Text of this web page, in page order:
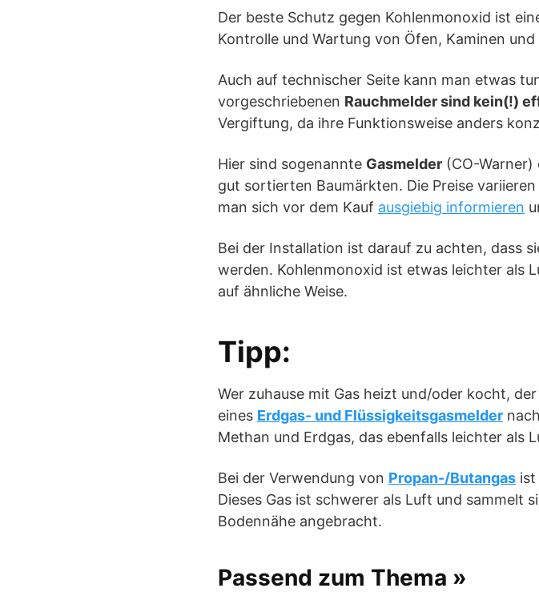
Der beste Schutz gegen Kohlenmonoxid ist
Kontrolle und Wartung von Öfen, Kaminen und
Auch auf technischer Seite kann man etwas
vorgeschriebenen Rauchmelder sind kein(!)
Vergiftung, da ihre Funktionsweise anders
Hier sind sogenannte Gasmelder (CO-
gut sortierten Baumärkten. Die Preise
man sich vor dem Kauf ausgiebig informieren
Bei der Installation ist darauf zu achten, dass
werden. Kohlenmonoxid ist etwas leichter als
auf ähnliche Weise.
Tipp:
Wer zuhause mit Gas heizt und/oder kocht,
eines Erdgas- und Flüssigkeitsgasmelder
Methan und Erdgas, das ebenfalls leichter als
Bei der Verwendung von Propan-/Butangas ist
Dieses Gas ist schwerer als Luft und sammelt
Bodennähe angebracht.
Passend zum Thema »